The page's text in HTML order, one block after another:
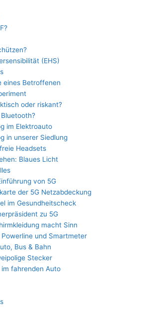
(EHS)
eines Betroffenen
oder riskant?
im Elektroauto
in unserer Siedlung
Headsets
Blaues Licht
von 5G
der 5G Netzabdeckung
im Gesundheitscheck
zu 5G
macht Sinn
Powerline und Smartmeter
Bus & Bahn
Stecker
fahrenden Auto